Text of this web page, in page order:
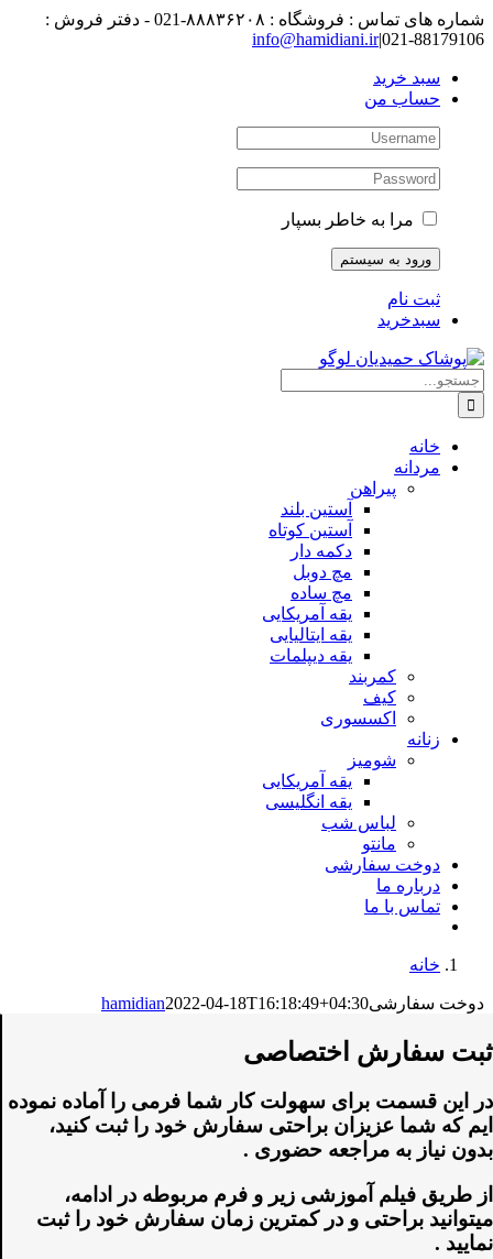
رفتن
به
شماره های تماس : فروشگاه : ۸۸۸۳۶۲۰۸-021 - دفتر فروش :
88179106-021
|
info@hamidiani.ir
سبد خرید
حساب من
مرا به خاطر بسپار
ثبت نام
سبدخرید
جستجو
برای:
خانه
مردانه
پیراهن
آستین بلند
آستین کوتاه
دکمه دار
مچ دوبل
مچ ساده
یقه آمریکایی
یقه ایتالیایی
یقه دیپلمات
کمربند
کیف
اکسسوری
زنانه
شومیز
یقه آمریکایی
یقه انگلیسی
لباس شب
مانتو
دوخت سفارشی
درباره ما
تماس با ما
خانه
دوخت سفارشی hamidian2022-04-18T16:18:49+04:30
ثبت سفارش اختصاصی
در این قسمت برای سهولت کار شما فرمی را آماده نموده
ایم که شما عزیزان براحتی سفارش خود را ثبت کنید،
بدون نیاز به مراجعه حضوری .
از طریق فیلم آموزشی زیر و فرم مربوطه در ادامه،
میتوانید براحتی و در کمترین زمان سفارش خود را ثبت
نمایید .